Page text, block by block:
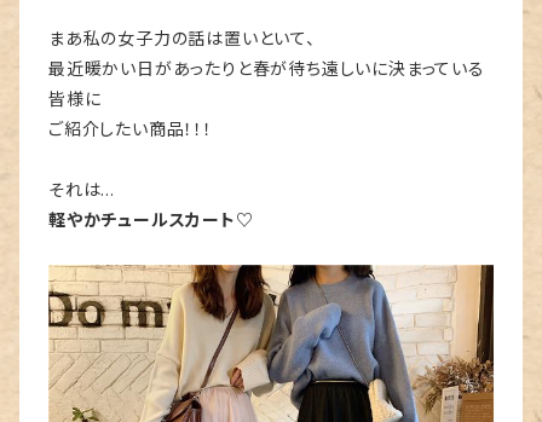
まあ私の女子力の話は置いといて、
最近暖かい日があったりと春が待ち遠しいに決まっている
皆様に
ご紹介したい商品！！！
それは…
軽やかチュールスカート♡